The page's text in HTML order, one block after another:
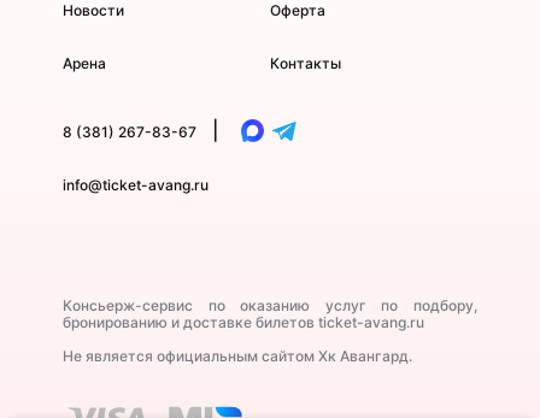
Новости
Арена
Оферта
Контакты
8 (381) 267-83-67
info@ticket-avang.ru
Консьерж-сервис по оказанию услуг по подбору,
бронированию и доставке билетов ticket-avang.ru
Не является официальным сайтом Хк Авангард.